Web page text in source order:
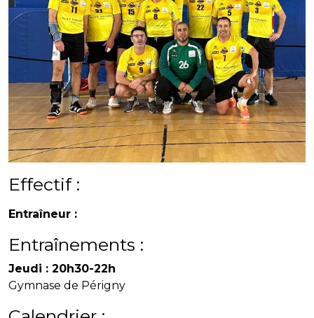
Effectif :
Entraîneur :
Entraînements :
Jeudi : 20h30-22h
Gymnase de Périgny